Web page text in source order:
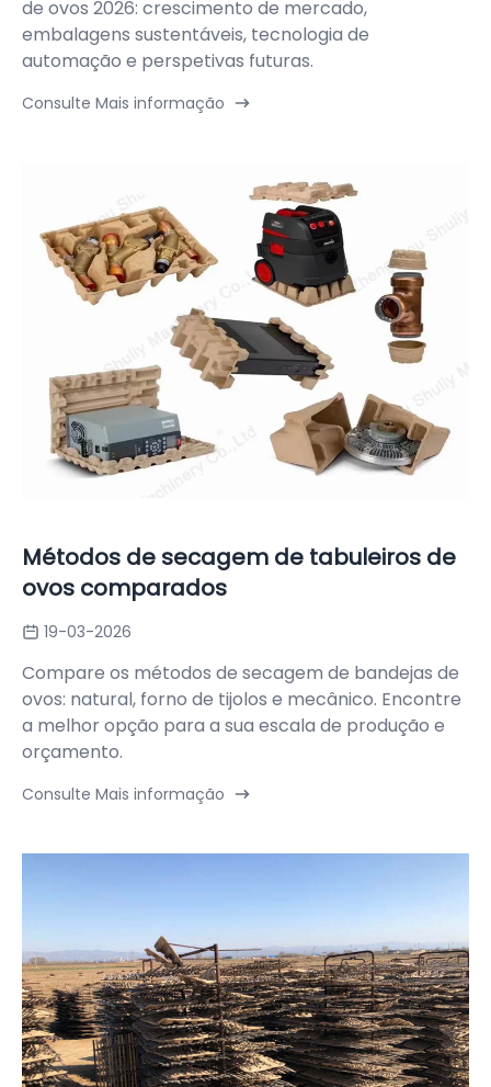
de ovos 2026: crescimento de mercado,
embalagens sustentáveis, tecnologia de
automação e perspetivas futuras.
Consulte Mais informação
Métodos de secagem de tabuleiros de
ovos comparados
19-03-2026
Compare os métodos de secagem de bandejas de
ovos: natural, forno de tijolos e mecânico. Encontre
a melhor opção para a sua escala de produção e
orçamento.
Consulte Mais informação